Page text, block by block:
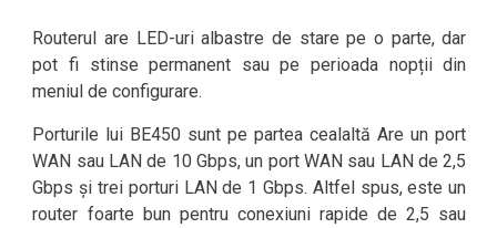
Routerul are LED-uri albastre de stare pe o parte, dar
pot fi stinse permanent sau pe perioada nopții din
meniul de configurare.
Porturile lui BE450 sunt pe partea cealaltă Are un port
WAN sau LAN de 10 Gbps, un port WAN sau LAN de 2,5
Gbps și trei porturi LAN de 1 Gbps. Altfel spus, este un
router foarte bun pentru conexiuni rapide de 2,5 sau